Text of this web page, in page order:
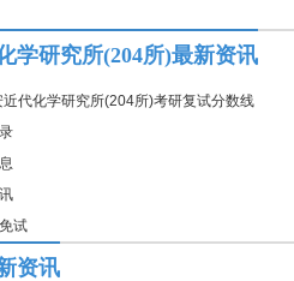
学研究所(204所)最新资讯
代化学研究所(204所)考研复试分数线
试
资讯